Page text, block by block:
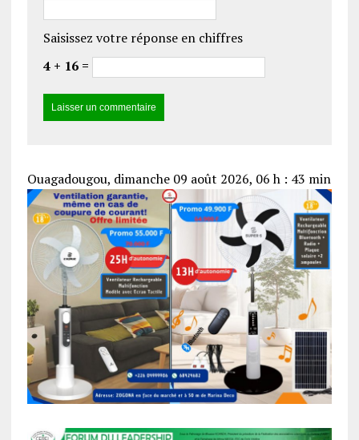
Saisissez votre réponse en chiffres
4 + 16 =
Ouagadougou, dimanche 09 août 2026, 06 h : 43 min